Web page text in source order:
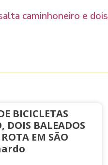
caminhoneiro e
BICICLETAS
DOIS BALEADOS
EM SÃO